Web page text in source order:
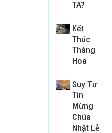
TA?
Kết
Thúc
Tháng
Hoa
Suy Tư
Tin
Mừng
Chúa
Nhật Lễ